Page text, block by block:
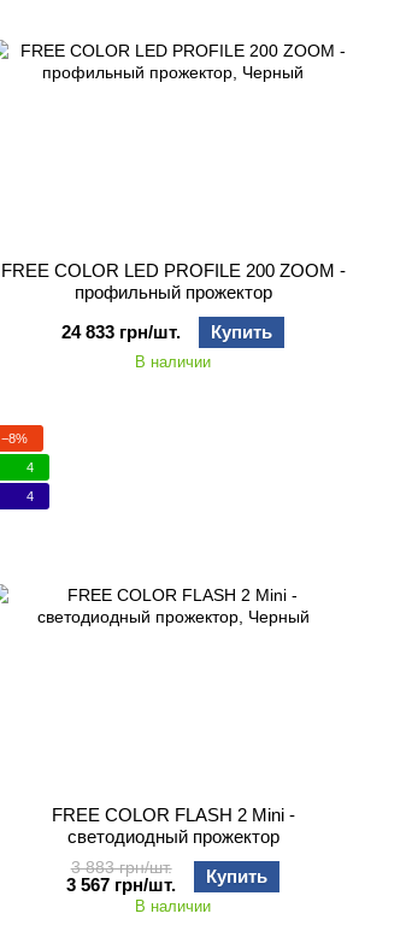
FREE COLOR LED PROFILE 200 ZOOM -
профильный прожектор
24 833 грн/шт.
Купить
В наличии
−8%
4
4
FREE COLOR FLASH 2 Mini -
светодиодный прожектор
3 883 грн/шт.
3 567 грн/шт. Купить
В наличии